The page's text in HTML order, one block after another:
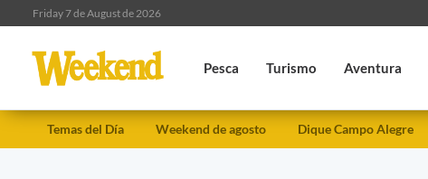
Friday 7 de August de 2026
Pesca Turismo Aventura
Temas del Día Weekend de agosto Dique Campo Alegre